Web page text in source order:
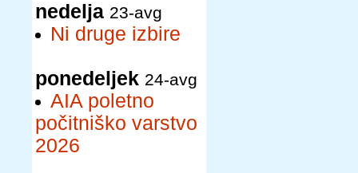
nedelja 23-avg
Ni druge izbire
ponedeljek 24-avg
AIA poletno
počitniško varstvo
2026